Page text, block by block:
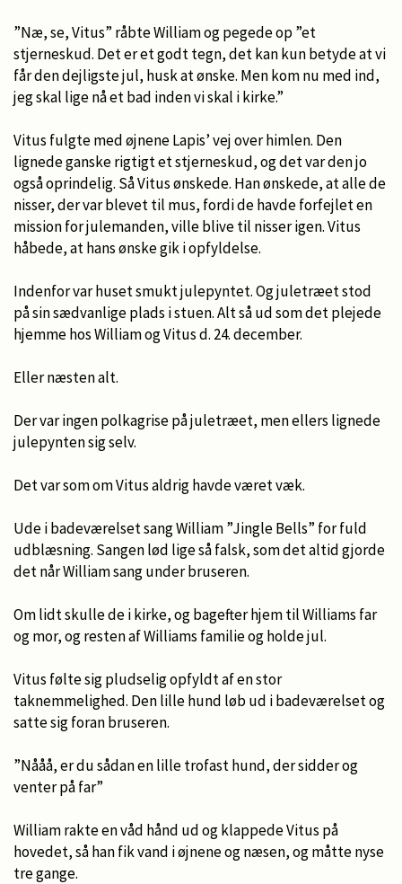
”Næ, se, Vitus” råbte William og pegede op ”et
stjerneskud. Det er et godt tegn, det kan kun betyde at vi
får den dejligste jul, husk at ønske. Men kom nu med ind,
jeg skal lige nå et bad inden vi skal i kirke.”
Vitus fulgte med øjnene Lapis’ vej over himlen. Den
lignede ganske rigtigt et stjerneskud, og det var den jo
også oprindelig. Så Vitus ønskede. Han ønskede, at alle de
nisser, der var blevet til mus, fordi de havde forfejlet en
mission for julemanden, ville blive til nisser igen. Vitus
håbede, at hans ønske gik i opfyldelse.
Indenfor var huset smukt julepyntet. Og juletræet stod
på sin sædvanlige plads i stuen. Alt så ud som det plejede
hjemme hos William og Vitus d. 24. december.
Eller næsten alt.
Der var ingen polkagrise på juletræet, men ellers lignede
julepynten sig selv.
Det var som om Vitus aldrig havde været væk.
Ude i badeværelset sang William ”Jingle Bells” for fuld
udblæsning. Sangen lød lige så falsk, som det altid gjorde
det når William sang under bruseren.
Om lidt skulle de i kirke, og bagefter hjem til Williams far
og mor, og resten af Williams familie og holde jul.
Vitus følte sig pludselig opfyldt af en stor
taknemmelighed. Den lille hund løb ud i badeværelset og
satte sig foran bruseren.
”Nååå, er du sådan en lille trofast hund, der sidder og
venter på far”
William rakte en våd hånd ud og klappede Vitus på
hovedet, så han fik vand i øjnene og næsen, og måtte nyse
tre gange.